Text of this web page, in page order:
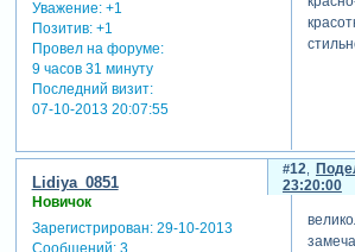
Уважение: +1
Позитив: +1
Провел на форуме:
9 часов 31 минуту
Последний визит:
07-10-2013 20:07:55
12
23:20:00
Lidiya_0851
Новичок
Зарегистрирован: 29-10-2013
Сообщений:3